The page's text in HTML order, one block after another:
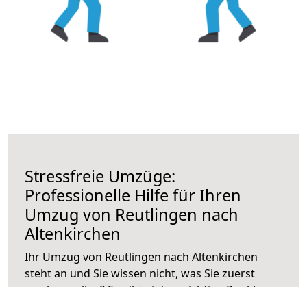
Stressfreie Umzüge:
Professionelle Hilfe für Ihren
Umzug von Reutlingen nach
Altenkirchen
Ihr Umzug von Reutlingen nach Altenkirchen
steht an und Sie wissen nicht, was Sie zuerst